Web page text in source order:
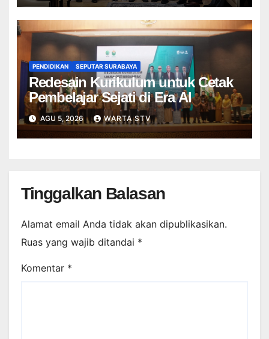
PENDIDIKAN SEPUTAR SURABAYA
Redesain Kurikulum untuk Cetak
Pembelajar Sejati di Era AI
AGU 5, 2026 WARTA STV
Tinggalkan Balasan
Alamat email Anda tidak akan dipublikasikan.
Ruas yang wajib ditandai *
Komentar *